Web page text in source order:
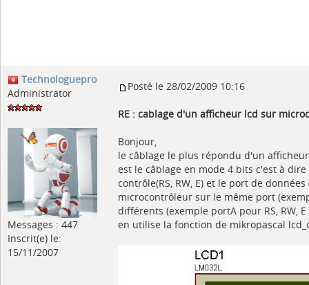
Technologuepro
Administrator
Messages : 447
Inscrit(e) le:
15/11/2007
Posté le 28/02/2009 10:16
RE : cablage d'un afficheur lcd sur
Bonjour,
le câblage le plus répondu d'un
est le câblage en mode 4 bits c'est à
contrôle(RS, RW, E) et le port de données
microcontrôleur sur le même port
différents (exemple portA pour RS, RW,
en utilise la fonction de mikropascal